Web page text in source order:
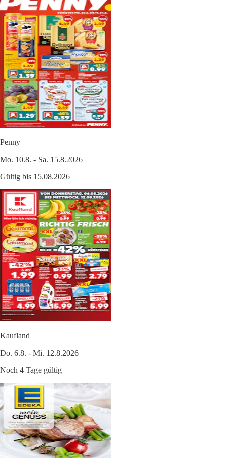
Penny
Mo. 10.8. - Sa. 15.8.2026
Gültig bis 15.08.2026
Kaufland
Do. 6.8. - Mi. 12.8.2026
Noch 4 Tage gültig